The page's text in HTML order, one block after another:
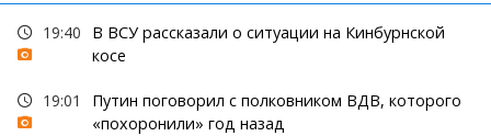
19:40
В ВСУ рассказали о ситуации на Кинбурнской
косе
19:01
Путин поговорил с полковником ВДВ, которого
«похоронили» год назад